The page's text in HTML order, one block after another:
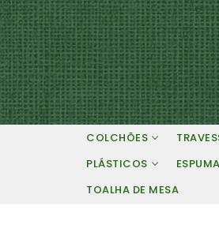
Pular
para
o
conteúdo
COLCHÕES
PLÁSTICOS
TOALHA DE MESA